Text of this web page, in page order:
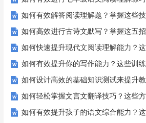
如何有效解答阅读理解题？掌握这些
如何高效进行古诗文默写？掌握这五招
如何快速提升现代文阅读理解能力？
如何有效提升你的写作能力？这些训
如何设计高效的基础知识测试来提升教
如何轻松掌握文言文翻译技巧？这些方
如何有效提升孩子的语文综合能力？这